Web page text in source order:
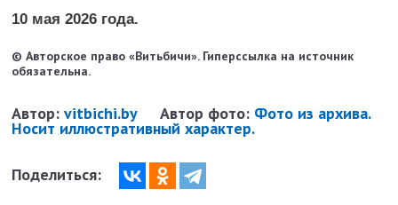
10 мая 2026 года.
© Авторское право «Витьбичи». Гиперссылка на источник
обязательна.
Автор:vitbichi.by Автор фото: Фото из архива.
Носит иллюстративный характер.
Поделиться: